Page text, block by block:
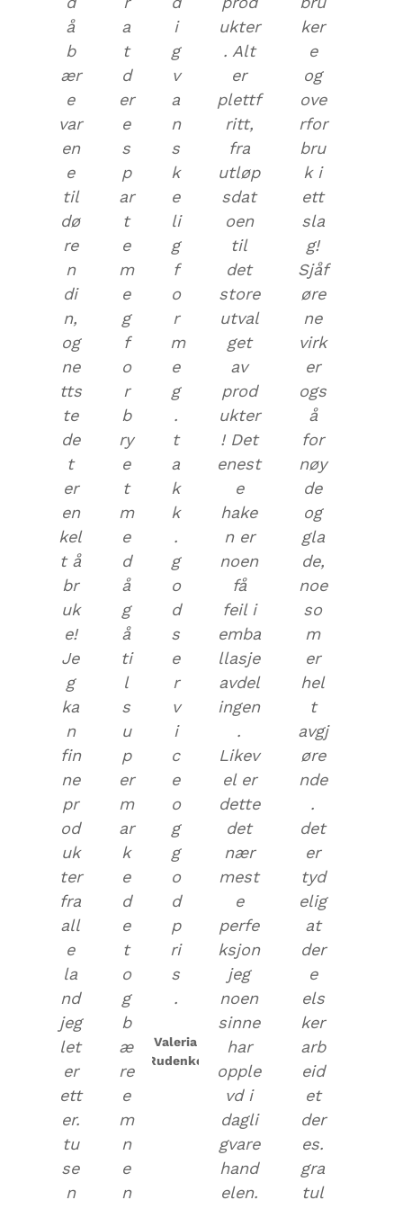
å
b
ær
e
var
en
e
til
dø
re
n
di
n,
og
ne
tts
te
de
t
er
en
kel
t å
br
uk
e!
Je
g
ka
n
fin
ne
pr
od
uk
ter
fra
all
e
la
nd
jeg
let
er
ett
er.
tu
se
n
a
t
d
er
e
s
p
ar
t
e
m
e
g
f
o
r
b
ry
e
t
m
e
d
å
g
å
ti
l
s
u
p
er
m
ar
k
e
d
e
t
o
g
b
æ
re
e
m
n
e
n
i
g
v
a
n
s
k
e
li
g
f
o
r
m
e
g
.
t
a
k
k
.
g
o
d
s
e
r
v
i
c
e
o
g
g
o
d
p
ri
s
.
Valeria
Rudenko
ukter
. Alt
er
plettf
ritt,
fra
utløp
sdat
oen
til
det
store
utval
get
av
prod
ukter
! Det
enest
e
hake
n er
noen
få
feil i
emba
llasje
avdel
ingen
.
Likev
el er
dette
det
nær
mest
e
perfe
ksjon
jeg
noen
sinne
har
opple
vd i
dagli
gvare
hand
elen.
ker
e
og
ove
rfor
bru
k i
ett
sla
g!
Sjåf
øre
ne
virk
er
ogs
å
for
nøy
de
og
gla
de,
noe
so
m
er
hel
t
avgj
øre
nde
.
det
er
tyd
elig
at
der
e
els
ker
arb
eid
et
der
es.
gra
tul